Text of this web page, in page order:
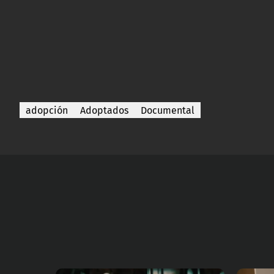
adopción Adoptados Documental